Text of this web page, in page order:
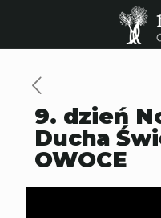
9. dzień
Ducha
OWOCE